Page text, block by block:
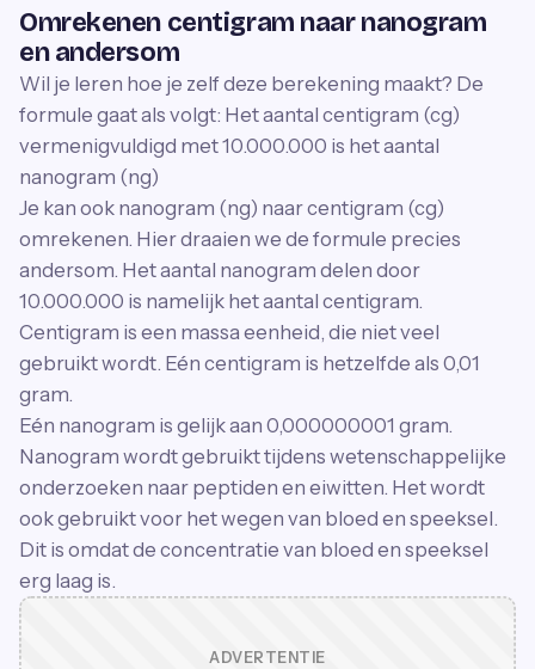
Omrekenen centigram naar nanogram
en andersom
Wil je leren hoe je zelf deze berekening maakt? De
formule gaat als volgt: Het aantal centigram (cg)
vermenigvuldigd met 10.000.000 is het aantal
nanogram (ng)
Je kan ook nanogram (ng) naar centigram (cg)
omrekenen. Hier draaien we de formule precies
andersom. Het aantal nanogram delen door
10.000.000 is namelijk het aantal centigram.
Centigram is een massa eenheid, die niet veel
gebruikt wordt. Eén centigram is hetzelfde als 0,01
gram.
Eén nanogram is gelijk aan 0,000000001 gram.
Nanogram wordt gebruikt tijdens wetenschappelijke
onderzoeken naar peptiden en eiwitten. Het wordt
ook gebruikt voor het wegen van bloed en speeksel.
Dit is omdat de concentratie van bloed en speeksel
erg laag is.
ADVERTENTIE